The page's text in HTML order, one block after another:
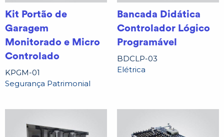
Kit Portão de
Garagem
Monitorado e Micro
Controlado
KPGM-01
Segurança Patrimonial
Bancada Didática
Controlador Lógico
Programável
BDCLP-03
Elétrica